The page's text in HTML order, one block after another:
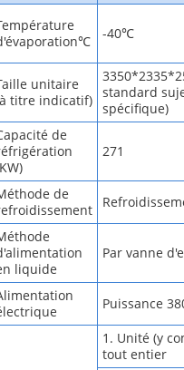
-40℃
unitaire
titre indicatif) standard
spécifique)
de
271
de
liquide
Par vanne
Puissance
1. Unité (y
tout entier